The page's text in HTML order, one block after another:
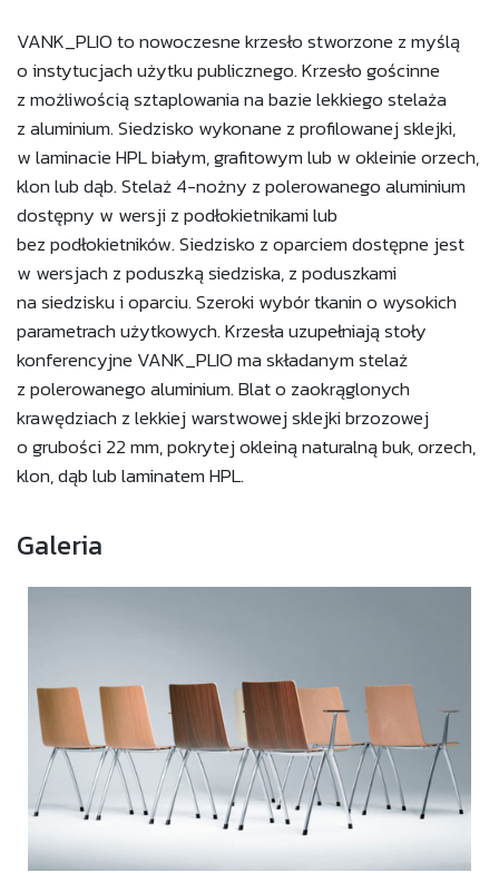
VANK_PLIO to nowoczesne krzesło stworzone z myślą
o instytucjach użytku publicznego. Krzesło gościnne
z możliwością sztaplowania na bazie lekkiego stelaża
z aluminium. Siedzisko wykonane z profilowanej sklejki,
w laminacie HPL białym, grafitowym lub w okleinie orzech,
klon lub dąb. Stelaż 4-nożny z polerowanego aluminium
dostępny w wersji z podłokietnikami lub
bez podłokietników. Siedzisko z oparciem dostępne jest
w wersjach z poduszką siedziska, z poduszkami
na siedzisku i oparciu. Szeroki wybór tkanin o wysokich
parametrach użytkowych. Krzesła uzupełniają stoły
konferencyjne VANK_PLIO ma składanym stelaż
z polerowanego aluminium. Blat o zaokrąglonych
krawędziach z lekkiej warstwowej sklejki brzozowej
o grubości 22 mm, pokrytej okleiną naturalną buk, orzech,
klon, dąb lub laminatem HPL.
Galeria